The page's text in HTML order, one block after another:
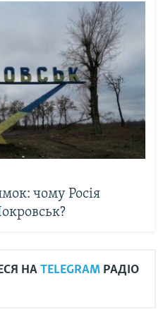
чому Росія
НА TELEGRAM РАДІО